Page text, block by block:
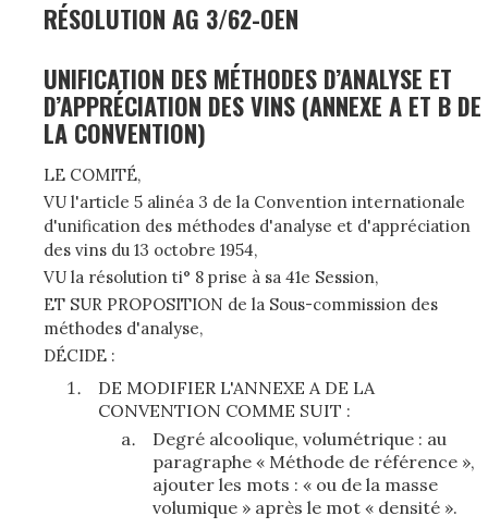
RÉSOLUTION AG 3/62-OEN
UNIFICATION DES MÉTHODES D’ANALYSE ET
D’APPRÉCIATION DES VINS (ANNEXE A ET B DE
LA CONVENTION)
LE COMITÉ,
VU l'article 5 alinéa 3 de la Convention internationale
d'unification des méthodes d'analyse et d'appréciation
des vins du 13 octobre 1954,
VU la résolution ti° 8 prise à sa 41e Session,
ET SUR PROPOSITION de la Sous-commission des
méthodes d'analyse,
DÉCIDE :
DE MODIFIER L'ANNEXE A DE LA
CONVENTION COMME SUIT :
Degré alcoolique, volumétrique : au
paragraphe « Méthode de référence »,
ajouter les mots : « ou de la masse
volumique » après le mot « densité ».